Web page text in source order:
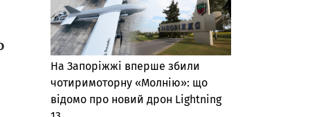
На Запоріжжі вперше збили
чотиримоторну «Молнію»: що
відомо про новий дрон Lightning